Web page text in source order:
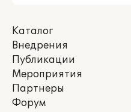
Каталог
Внедрения
Публикации
Мероприятия
Партнеры
Форум